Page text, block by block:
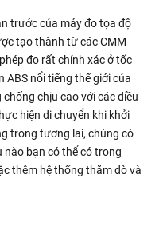
trước của máy đo tọa độ
tạo thành từ các CMM
đo rất chính xác ở tốc
ABS nổi tiếng thế giới của
chịu cao với các điều
hiện di chuyển khi khởi
trong tương lai, chúng có
nào bạn có thể có trong
thêm hệ thống thăm dò và